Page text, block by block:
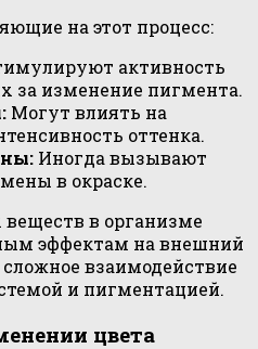
на этот процесс:
активность
за изменение пигмента.
Могут влиять на
оттенка.
Иногда вызывают
в окраске.
в организме
эффектам на внешний
взаимодействие
и пигментацией.
цвета